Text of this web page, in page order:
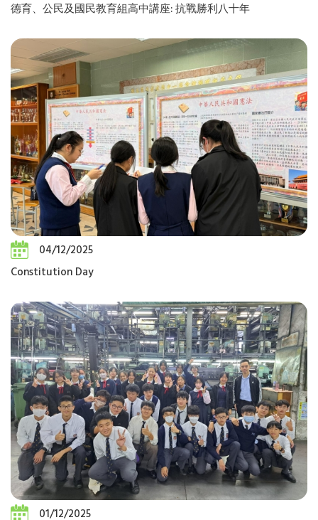
德育、公民及國民教育組高中講座: 抗戰勝利八十年
04/12/2025
Constitution Day
01/12/2025